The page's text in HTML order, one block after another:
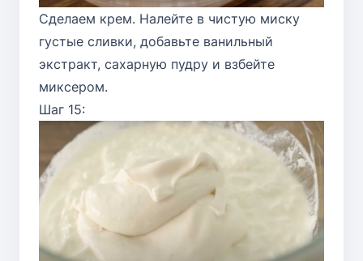
Сделаем крем. Налейте в чистую миску
густые сливки, добавьте ванильный
экстракт, сахарную пудру и взбейте
миксером.
Шаг 15: